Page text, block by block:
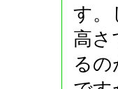
す。
高さ
る